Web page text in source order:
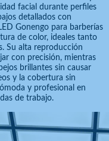
facial durante perfiles
detallados con
Gonengo para barberías
de color, ideales tanto
Su alta reproducción
con precisión, mientras
brillantes sin causar
y la cobertura sin
y profesional en
de trabajo.